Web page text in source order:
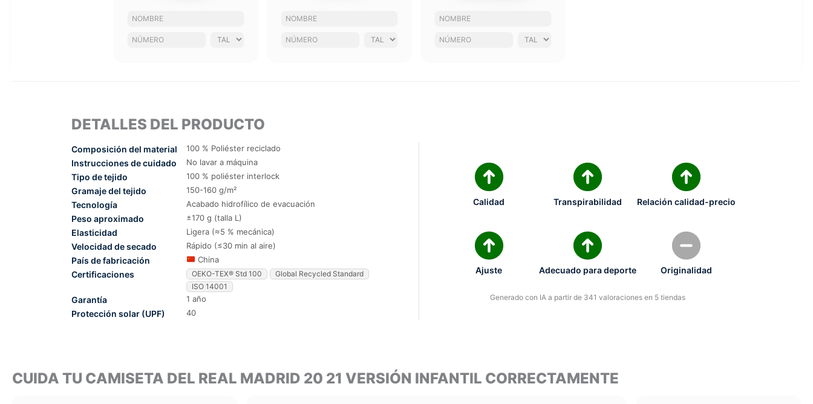
DETALLES DEL PRODUCTO
Composición del material 100 % Poliéster reciclado
Instrucciones de cuidado No lavar a máquina
Tipo de tejido 100 % poliéster interlock
Gramaje del tejido 150-160 g/m²
Tecnología Acabado hidrofílico de evacuación
Peso aproximado ±170 g (talla L)
Elasticidad Ligera (≈5 % mecánica)
Velocidad de secado Rápido (≤30 min al aire)
País de fabricación China
Certificaciones OEKO-TEX® Std 100
Global Recycled Standard
ISO 14001
Garantía 1 año
Protección solar (UPF) 40
Calidad Transpirabilidad Relación calidad-precio
Ajuste Adecuado para deporte Originalidad
Generado con IA a partir de 341 valoraciones en 5 tiendas
CUIDA TU CAMISETA DEL REAL MADRID 20 21 VERSIÓN INFANTIL CORRECTAMENTE